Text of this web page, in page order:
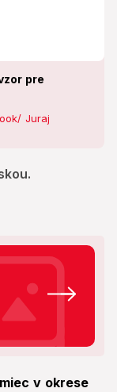
pre
Juraj
v okrese